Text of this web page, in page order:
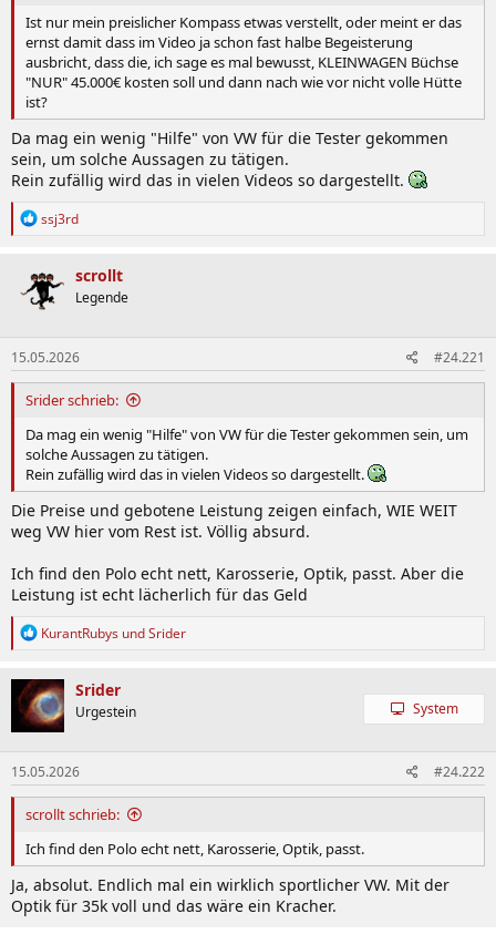
Ist nur mein preislicher Kompass etwas verstellt, oder meint er das
ernst damit dass im Video ja schon fast halbe Begeisterung
ausbricht, dass die, ich sage es mal bewusst, KLEINWAGEN Büchse
"NUR" 45.000€ kosten soll und dann nach wie vor nicht volle Hütte
ist?
Da mag ein wenig "Hilfe" von VW für die Tester gekommen
sein, um solche Aussagen zu tätigen.
Rein zufällig wird das in vielen Videos so dargestellt.
R
k
t
i
n
e
n
:
ssj3rd
scrollt
Legende
15.05.2026 #24.221
Srider schrieb:
Da mag ein wenig "Hilfe" von VW für die Tester gekommen sein, um
solche Aussagen zu tätigen.
Rein zufällig wird das in vielen Videos so dargestellt.
Die Preise und gebotene Leistung zeigen einfach, WIE WEIT
weg VW hier vom Rest ist. Völlig absurd.
Ich find den Polo echt nett, Karosserie, Optik, passt. Aber die
Leistung ist echt lächerlich für das Geld
R
k
t
i
o
n
e
n
:
KurantRubys undSrider
Srider
Urgestein System
15.05.2026 #24.222
scrollt schrieb:
Ich find den Polo echt nett, Karosserie, Optik, passt.
Ja, absolut. Endlich mal ein wirklich sportlicher VW. Mit der
Optik für 35k voll und das wäre ein Kracher.